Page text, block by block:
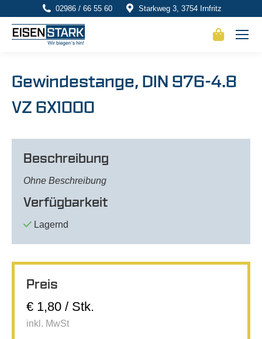
02986 / 66 55 60 Starkweg 3, 3754 Irnfritz
Gewindestange, DIN 976-4.8
VZ 6X1000
Beschreibung
Ohne Beschreibung
Verfügbarkeit
Lagernd
Preis
€ 1,80 / Stk.
inkl. MwSt